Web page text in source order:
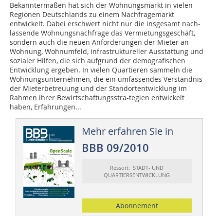
Bekanntermaßen hat sich der Wohnungsmarkt in vielen
Regionen Deutschlands zu einem Nachfragemarkt
entwickelt. Dabei erschwert nicht nur die insgesamt nach­
lassende Wohnungsnachfrage das Vermietungsgeschäft,
sondern auch die neuen An­forderungen der Mieter an
Wohnung, Wohnumfeld, infrastruktureller Ausstattung und
so­­zialer Hilfen, die sich aufgrund der demografischen
Entwicklung ergeben. In vielen Quartieren sammeln die
Wohnungsunternehmen, die ein umfassendes Verständnis
der Mieterbetreuung und der Standortentwicklung im
Rahmen ihrer Be­wirtschaftungsstra-tegien entwickelt
haben, Erfahrungen...
Mehr erfahren Sie in
BBB 09/2010
Ressort: STADT- UND
QUARTIERSENTWICKLUNG
Abonnement